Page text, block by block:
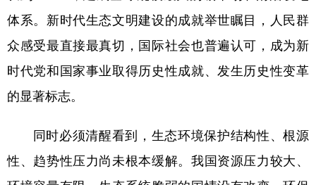
体系。新时代生态文明建设的成就举世瞩目，人民群
众感受最直接最真切，国际社会也普遍认可，成为新
时代党和国家事业取得历史性成就、发生历史性变革
的显著标志。
同时必须清醒看到，生态环境保护结构性、根源
性、趋势性压力尚未根本缓解。我国资源压力较大、